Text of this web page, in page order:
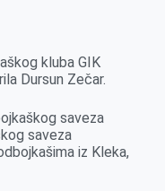
kluba GIK
Dursun Zečar.
saveza
saveza
iz Kleka,